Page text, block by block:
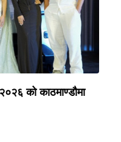
को काठमाण्डौमा